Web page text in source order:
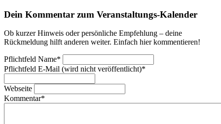
Dein Kommentar zum Veranstaltungs-Kalender
Ob kurzer Hinweis oder persönliche Empfehlung – deine
Rückmeldung hilft anderen weiter. Einfach hier kommentieren!
Pflichtfeld Name*
Pflichtfeld E-Mail (wird nicht veröffentlicht)*
Webseite
Kommentar*